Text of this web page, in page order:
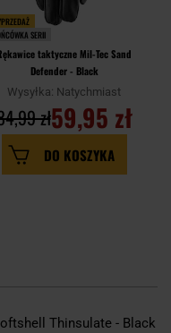
SERII
taktyczne Mil-Tec Sand
Defender - Black
Wysyłka: Natychmiast
59,95 zł
zł
DO KOSZYKA
Thinsulate - Black